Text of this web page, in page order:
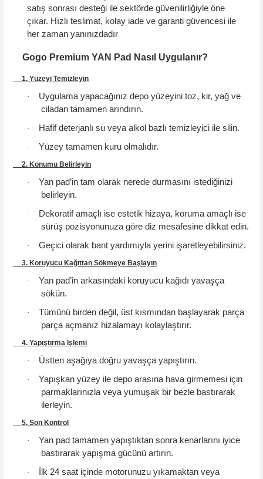
satış sonrası desteği ile sektörde güvenilirliğiyle öne
çıkar. Hızlı teslimat, kolay iade ve garanti güvencesi ile
her zaman yanınızdadır
Gogo Premium YAN Pad Nasıl Uygulanır?
1. Yüzeyi Temizleyin
·
Uygulama yapacağınız depo yüzeyini toz, kir, yağ ve
ciladan tamamen arındırın.
· Hafif deterjanlı su veya alkol bazlı temizleyici ile silin.
· Yüzey tamamen kuru olmalıdır.
2. Konumu Belirleyin
·
Yan pad’in tam olarak nerede durmasını istediğinizi
belirleyin.
·
Dekoratif amaçlı ise estetik hizaya, koruma amaçlı ise
sürüş pozisyonunuza göre diz mesafesine dikkat edin.
· Geçici olarak bant yardımıyla yerini işaretleyebilirsiniz.
3. Koruyucu Kağıttan Sökmeye Başlayın
·
Yan pad’in arkasındaki koruyucu kağıdı yavaşça
sökün.
·
Tümünü birden değil, üst kısmından başlayarak parça
parça açmanız hizalamayı kolaylaştırır.
4. Yapıştırma İşlemi
· Üstten aşağıya doğru yavaşça yapıştırın.
·
Yapışkan yüzey ile depo arasına hava girmemesi için
parmaklarınızla veya yumuşak bir bezle bastırarak
ilerleyin.
5. Son Kontrol
·
Yan pad tamamen yapıştıktan sonra kenarlarını iyice
bastırarak yapışma gücünü artırın.
·
İlk 24 saat içinde motorunuzu yıkamaktan veya